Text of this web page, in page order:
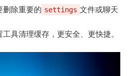
删除重要的 settings 文件或聊天
具清理缓存，更安全、更快捷。